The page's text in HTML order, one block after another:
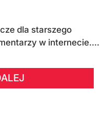
dla starszego
w internecie....